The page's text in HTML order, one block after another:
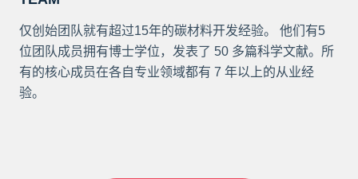
仅创始团队就有超过15年的碳材料开发经验。 他们有5
位团队成员拥有博士学位，发表了 50 多篇科学文献。所
有的核心成员在各自专业领域都有 7 年以上的从业经
验。